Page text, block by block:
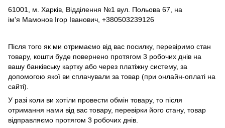
61001, м. Харків, Відділення №1 вул. Польова 67, на
ім'я Мамонов Ігор Іванович, +380503239126
Після того як ми отримаємо від вас посилку, перевіримо стан
товару, кошти буде повернено протягом 3 робочих днів на
вашу банківську картку або через платіжну систему, за
допомогою якої ви сплачували за товар (при онлайн-оплаті на
сайті).
У разі коли ви хотіли провести обмін товару, то після
отримання нами від вас товару, перевірки його стану, товар
відправляємо протягом 3 робочих днів.